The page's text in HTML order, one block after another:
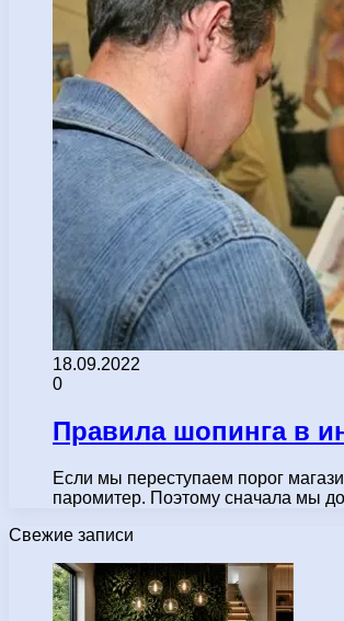
18.09.2022
0
Правила шопинга в
Если мы переступаем порог
паромитер. Поэтому сначала мы
Свежие записи